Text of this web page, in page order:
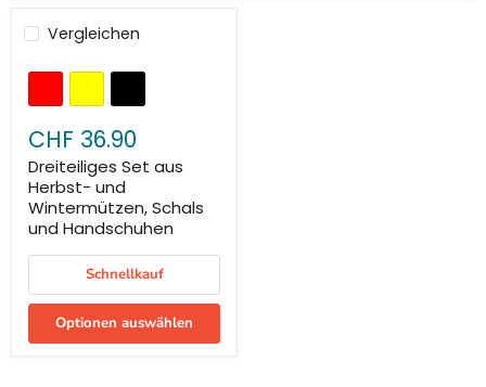
Vergleichen
CHF 36.90
Dreiteiliges Set aus
Herbst- und
Wintermützen, Schals
und Handschuhen
Schnellkauf
Optionen auswählen